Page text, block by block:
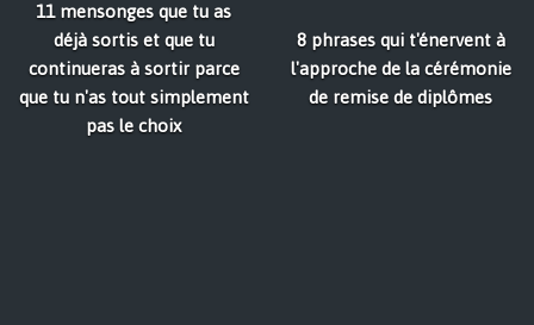
11 mensonges que tu as
déjà sortis et que tu
continueras à sortir parce
que tu n'as tout simplement
pas le choix
8 phrases qui t'énervent à
l'approche de la cérémonie
de remise de diplômes